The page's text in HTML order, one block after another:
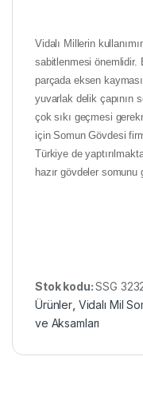
Vidalı Millerin
sabitlenmesi önemlidir.
parçada eksen
yuvarlak delik çapının
çok sıkı geçmesi
için Somun Gövdesi
Türkiye de
hazır gövdeler
Stok kodu:SSG
Ürünler Vidalı Mil
ve Aksamları